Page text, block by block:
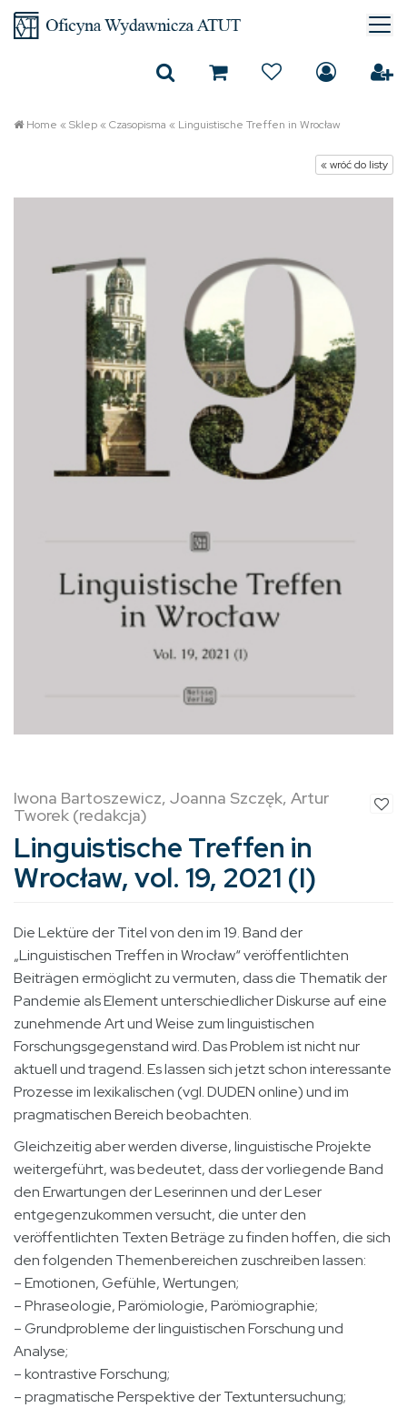
Home «Sklep«Czasopisma « Linguistische Treffen in Wrocław
« wróć do listy
Iwona Bartoszewicz, Joanna Szczęk, Artur
Tworek (redakcja)
Linguistische Treffen in
Wrocław, vol. 19, 2021 (I)
Die Lektüre der Titel von den im 19. Band der
„Linguistischen Treffen in Wrocław“ veröffentlichten
Beiträgen ermöglicht zu vermuten, dass die Thematik der
Pandemie als Element unterschiedlicher Diskurse auf eine
zunehmende Art und Weise zum linguistischen
Forschungsgegenstand wird. Das Problem ist nicht nur
aktuell und tragend. Es lassen sich jetzt schon interessante
Prozesse im lexikalischen (vgl. DUDEN online) und im
pragmatischen Bereich beobachten.
Gleichzeitig aber werden diverse, linguistische Projekte
weitergeführt, was bedeutet, dass der vorliegende Band
den Erwartungen der Leserinnen und der Leser
entgegenzukommen versucht, die unter den
veröffentlichten Texten Beträge zu finden hoffen, die sich
den folgenden Themenbereichen zuschreiben lassen:
– Emotionen, Gefühle, Wertungen;
– Phraseologie, Parömiologie, Parömiographie;
– Grundprobleme der linguistischen Forschung und
Analyse;
– kontrastive Forschung;
– pragmatische Perspektive der Textuntersuchung;